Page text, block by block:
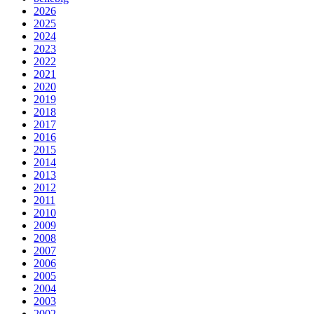
2026
2025
2024
2023
2022
2021
2020
2019
2018
2017
2016
2015
2014
2013
2012
2011
2010
2009
2008
2007
2006
2005
2004
2003